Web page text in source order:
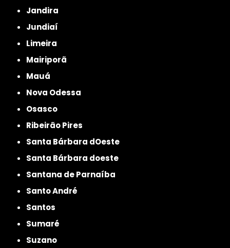
Jandira
Jundiaí
Limeira
Mairiporã
Mauá
Nova Odessa
Osasco
Ribeirão Pires
Santa Bárbara dOeste
Santa Bárbara doeste
Santana de Parnaíba
Santo André
Santos
Sumaré
Suzano